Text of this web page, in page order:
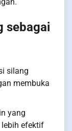
sebagai
silang
membuka
yang
efektif